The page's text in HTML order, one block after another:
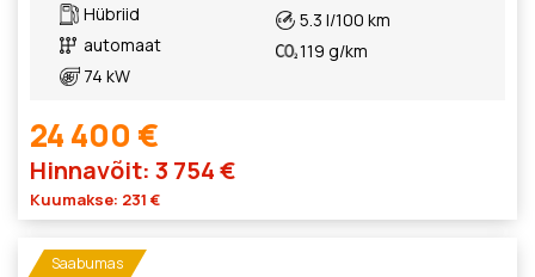
Hübriid
automaat
74 kW
5.3 l/100 km
119 g/km
24 400 €
Hinnavõit: 3 754 €
Kuumakse: 231 €
Saabumas